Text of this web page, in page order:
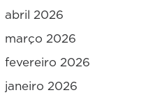
abril 2026
março 2026
fevereiro 2026
janeiro 2026